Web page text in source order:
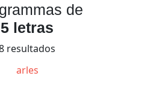
de
5 letras
resultados
arles